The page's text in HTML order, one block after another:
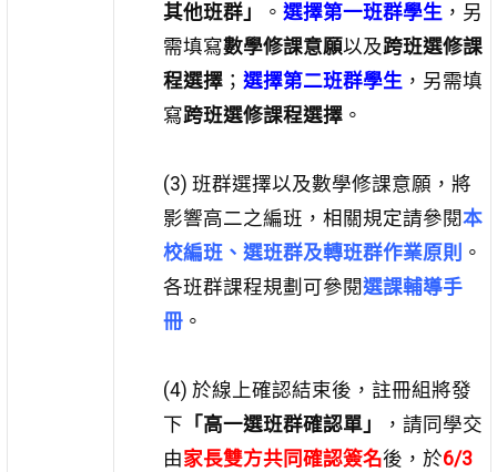
其他班群」
。 選擇第一班群學生，另
需填寫數學修課意願以及跨班選修課
程選擇； 選擇第二班群學生，另需填
寫跨班選修課程選擇。
(3) 班群選擇以及數學修課意願，將
影響高二之編班，相關規定請參閱本
校編班、選班群及轉班群作業原則 。
各班群課程規劃可參閱選課輔導手
冊。
(4) 於線上確認結束後，註冊組將發
下 「高一選班群確認單」
，請同學交
由家長雙方共同確認簽名後，於6/3